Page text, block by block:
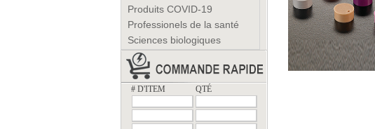
Produits COVID-19
Professionels de la santé
Sciences biologiques
# D'ITEM QTÉ